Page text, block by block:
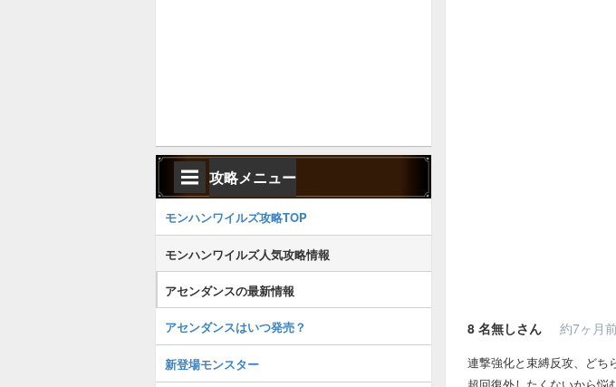
8 名無しさん 約7ヶ月
連撃強化と束縛反攻、ど
攻略メニュー
モンハンワイルズ攻略TOP
モンハンワイルズ人気攻略情報
アセンダンスの最新情報
アセンダンスはいつ発売？
新登場モンスター